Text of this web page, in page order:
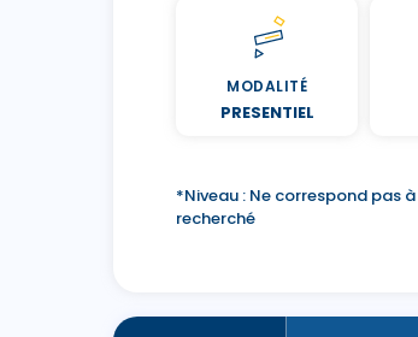
MODALITÉ
PRESENTIEL
*Niveau : Ne correspond pas
recherché